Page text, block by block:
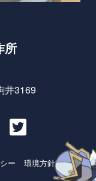
所
井3169
ー 環境方針とSDGs